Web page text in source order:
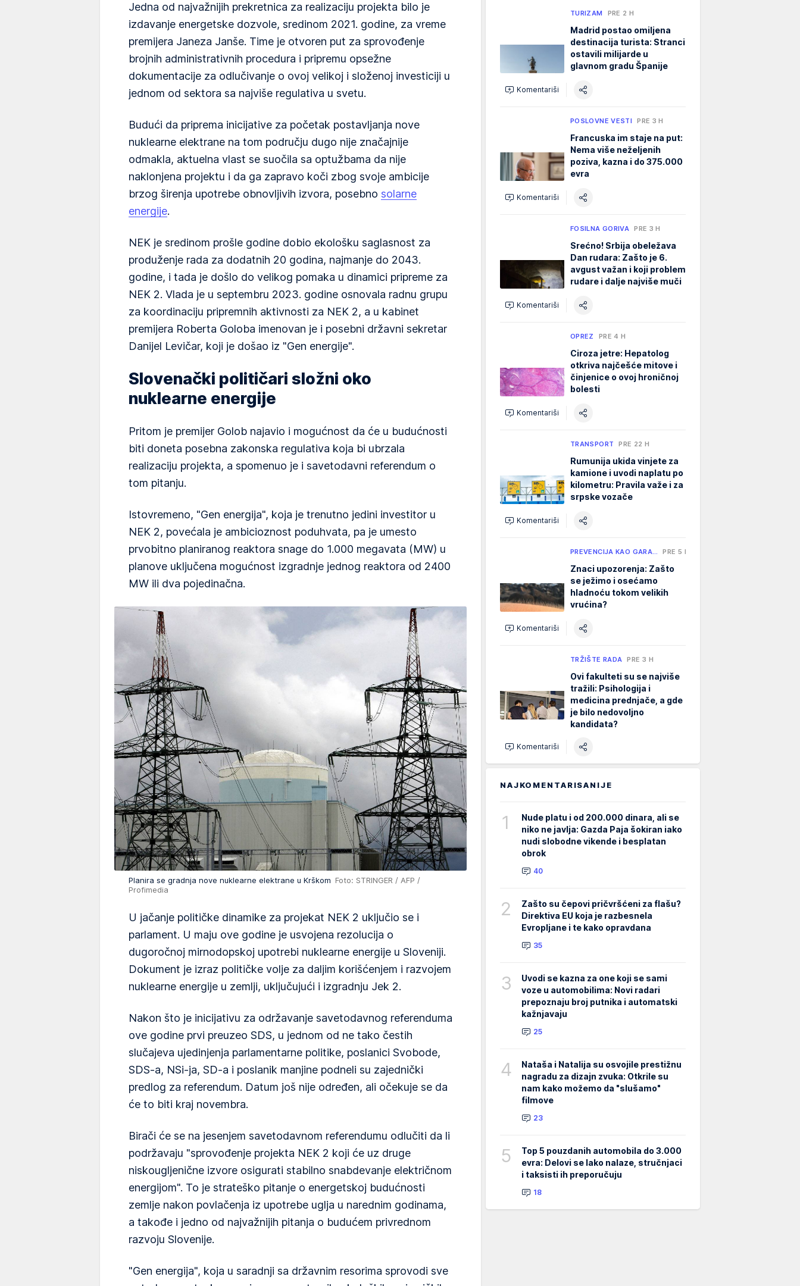
Jedna od najvažnijih prekretnica za realizaciju projekta bilo je
izdavanje energetske dozvole, sredinom 2021. godine, za vreme
premijera Janeza Janše. Time je otvoren put za sprovođenje
brojnih administrativnih procedura i pripremu opsežne
dokumentacije za odlučivanje o ovoj velikoj i složenoj investiciji u
jednom od sektora sa najviše regulativa u svetu.
Budući da priprema inicijative za početak postavljanja nove
nuklearne elektrane na tom području dugo nije značajnije
odmakla, aktuelna vlast se suočila sa optužbama da nije
naklonjena projektu i da ga zapravo koči zbog svoje ambicije
brzog širenja upotrebe obnovljivih izvora, posebno solarne
energije.
NEK je sredinom prošle godine dobio ekološku saglasnost za
produženje rada za dodatnih 20 godina, najmanje do 2043.
godine, i tada je došlo do velikog pomaka u dinamici pripreme za
NEK 2. Vlada je u septembru 2023. godine osnovala radnu grupu
za koordinaciju pripremnih aktivnosti za NEK 2, a u kabinet
premijera Roberta Goloba imenovan je i posebni državni sekretar
Danijel Levičar, koji je došao iz "Gen energije".
Slovenački političari složni oko
nuklearne energije
Pritom je premijer Golob najavio i mogućnost da će u budućnosti
biti doneta posebna zakonska regulativa koja bi ubrzala
realizaciju projekta, a spomenuo je i savetodavni referendum o
tom pitanju.
Istovremeno, "Gen energija", koja je trenutno jedini investitor u
NEK 2, povećala je ambicioznost poduhvata, pa je umesto
prvobitno planiranog reaktora snage do 1.000 megavata (MW) u
planove uključena mogućnost izgradnje jednog reaktora od 2400
MW ili dva pojedinačna.
Planira se gradnja nove nuklearne elektrane u Krškom Foto: STRINGER / AFP /
Profimedia
U jačanje političke dinamike za projekat NEK 2 uključio se i
parlament. U maju ove godine je usvojena rezolucija o
dugoročnoj mirnodopskoj upotrebi nuklearne energije u Sloveniji.
Dokument je izraz političke volje za daljim korišćenjem i razvojem
nuklearne energije u zemlji, uključujući i izgradnju Jek 2.
Nakon što je inicijativu za održavanje savetodavnog referenduma
ove godine prvi preuzeo SDS, u jednom od ne tako čestih
slučajeva ujedinjenja parlamentarne politike, poslanici Svobode,
SDS-a, NSi-ja, SD-a i poslanik manjine podneli su zajednički
predlog za referendum. Datum još nije određen, ali očekuje se da
će to biti kraj novembra.
Birači će se na jesenjem savetodavnom referendumu odlučiti da li
podržavaju "sprovođenje projekta NEK 2 koji će uz druge
niskougljenične izvore osigurati stabilno snabdevanje električnom
energijom". To je strateško pitanje o energetskoj budućnosti
zemlje nakon povlačenja iz upotrebe uglja u narednim godinama,
a takođe i jedno od najvažnijih pitanja o budućem privrednom
razvoju Slovenije.
"Gen energija", koja u saradnji sa državnim resorima sprovodi sve
TURIZAM PRE 2 H
Madrid postao omiljena
destinacija turista: Stranci
ostavili milijarde u
glavnom gradu Španije
Komentariši
POSLOVNE VESTI PRE 3 H
Francuska im staje na put:
Nema više neželjenih
poziva, kazna i do 375.000
evra
Komentariši
FOSILNA GORIVA PRE 3 H
Srećno! Srbija obeležava
Dan rudara: Zašto je 6.
avgust važan i koji problem
rudare i dalje najviše muči
Komentariši
OPREZ PRE 4 H
Ciroza jetre: Hepatolog
otkriva najčešće mitove i
činjenice o ovoj hroničnoj
bolesti
Komentariši
TRANSPORT PRE 22 H
Rumunija ukida vinjete za
kamione i uvodi naplatu po
kilometru: Pravila važe i za
srpske vozače
Komentariši
PREVENCIJA KAO GARA… PRE 5 H
Znaci upozorenja: Zašto
se ježimo i osećamo
hladnoću tokom velikih
vrućina?
Komentariši
TRŽIŠTE RADA PRE 3 H
Ovi fakulteti su se najviše
tražili: Psihologija i
medicina prednjače, a gde
je bilo nedovoljno
kandidata?
Komentariši
NAJKOMENTARISANIJE
1
Nude platu i od 200.000 dinara, ali se
niko ne javlja: Gazda Paja šokiran iako
nudi slobodne vikende i besplatan
obrok
40
2
Zašto su čepovi pričvršćeni za flašu?
Direktiva EU koja je razbesnela
Evropljane i te kako opravdana
35
3
Uvodi se kazna za one koji se sami
voze u automobilima: Novi radari
prepoznaju broj putnika i automatski
kažnjavaju
25
4
Nataša i Natalija su osvojile prestižnu
nagradu za dizajn zvuka: Otkrile su
nam kako možemo da "slušamo"
filmove
23
5
Top 5 pouzdanih automobila do 3.000
evra: Delovi se lako nalaze, stručnjaci
i taksisti ih preporučuju
18